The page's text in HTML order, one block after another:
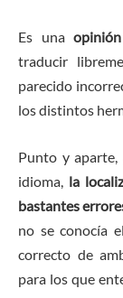
Es unaopinión
traducir
parecido
los distintos
Punto y
idioma, la
bastantes
no se conocía
correcto de
para los que